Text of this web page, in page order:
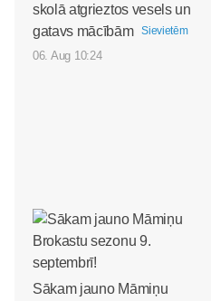
skolā atgrieztos vesels un
gatavs mācībām
Sievietēm
06. Aug 10:24
Sākam jauno Māmiņu